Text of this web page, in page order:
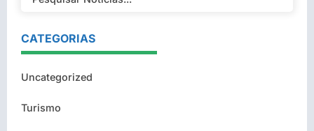
CATEGORIAS
Uncategorized
Turismo